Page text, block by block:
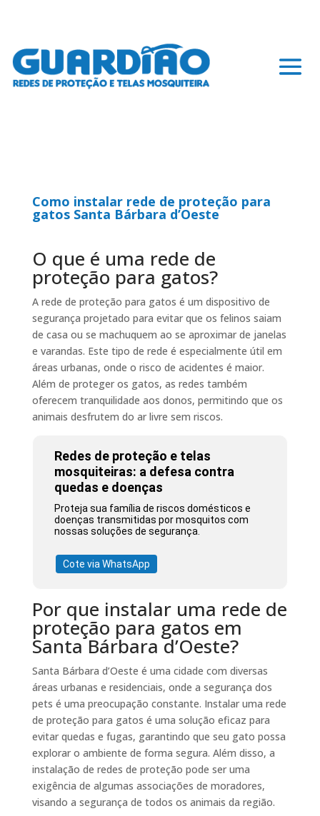
Como instalar rede de proteção para
gatos Santa Bárbara d’Oeste
O que é uma rede de
proteção para gatos?
A rede de proteção para gatos é um dispositivo de
segurança projetado para evitar que os felinos saiam
de casa ou se machuquem ao se aproximar de janelas
e varandas. Este tipo de rede é especialmente útil em
áreas urbanas, onde o risco de acidentes é maior.
Além de proteger os gatos, as redes também
oferecem tranquilidade aos donos, permitindo que os
animais desfrutem do ar livre sem riscos.
Redes de proteção e telas
mosquiteiras: a defesa contra
quedas e doenças
Proteja sua família de riscos domésticos e
doenças transmitidas por mosquitos com
nossas soluções de segurança.
Cote via WhatsApp
Por que instalar uma rede de
proteção para gatos em
Santa Bárbara d’Oeste?
Santa Bárbara d’Oeste é uma cidade com diversas
áreas urbanas e residenciais, onde a segurança dos
pets é uma preocupação constante. Instalar uma rede
de proteção para gatos é uma solução eficaz para
evitar quedas e fugas, garantindo que seu gato possa
explorar o ambiente de forma segura. Além disso, a
instalação de redes de proteção pode ser uma
exigência de algumas associações de moradores,
visando a segurança de todos os animais da região.